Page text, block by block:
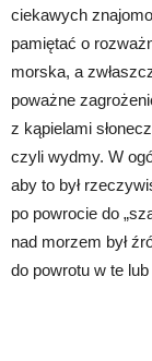
ciekawych
pamiętać o
morska, a
poważne
z kąpielami
czyli wydmy. W
aby to był
po powrocie do
nad morzem był
do powrotu w te